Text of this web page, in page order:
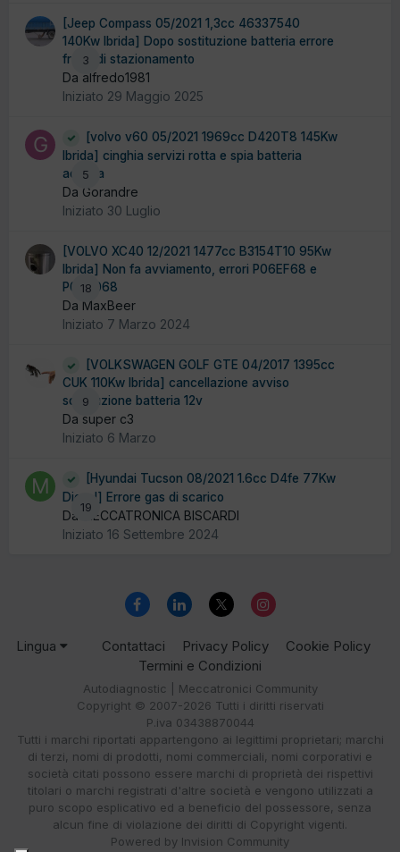
3
[Jeep Compass 05/2021 1,3cc 46337540
140Kw Ibrida] Dopo sostituzione batteria errore
freno di stazionamento
Da alfredo1981
Iniziato 29 Maggio 2025
5
[volvo v60 05/2021 1969cc D420T8 145Kw
Ibrida] cinghia servizi rotta e spia batteria
accesa
Da Gorandre
Iniziato 30 Luglio
18
[VOLVO XC40 12/2021 1477cc B3154T10 95Kw
Ibrida] Non fa avviamento, errori P06EF68 e
P0A9068
Da MaxBeer
Iniziato 7 Marzo 2024
9
[VOLKSWAGEN GOLF GTE 04/2017 1395cc
CUK 110Kw Ibrida] cancellazione avviso
sostituzione batteria 12v
Da super c3
Iniziato 6 Marzo
19
[Hyundai Tucson 08/2021 1.6cc D4fe 77Kw
Diesel] Errore gas di scarico
Da MECCATRONICA BISCARDI
Iniziato 16 Settembre 2024
Lingua Contattaci Privacy Policy
Cookie Policy
Termini e Condizioni
Autodiagnostic | Meccatronici Community
Copyright © 2007-2026 Tutti i diritti riservati
P.iva 03438870044
Tutti i marchi riportati appartengono ai legittimi proprietari; marchi
di terzi, nomi di prodotti, nomi commerciali, nomi corporativi e
società citati possono essere marchi di proprietà dei rispettivi
titolari o marchi registrati d'altre società e vengono utilizzati a
puro scopo esplicativo ed a beneficio del possessore, senza
alcun fine di violazione dei diritti di Copyright vigenti.
Powered by Invision Community